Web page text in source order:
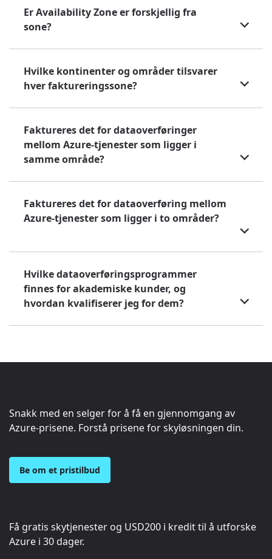
Er Availability Zone er forskjellig fra
sone?
Hvilke kontinenter og områder tilsvarer
hver faktureringssone?
Faktureres det for dataoverføringer
mellom Azure-tjenester som ligger i
samme område?
Faktureres det for dataoverføring mellom
Azure-tjenester som ligger i to områder?
Hvilke dataoverføringsprogrammer
finnes for akademiske kunder, og
hvordan kvalifiserer jeg for dem?
Snakk med en selger for å få en gjennomgang av
Azure-prisene. Forstå prisene for skyløsningen din.
Be om et pristilbud
Få gratis skytjenester og USD200 i kredit til å utforske
Azure i 30 dager.